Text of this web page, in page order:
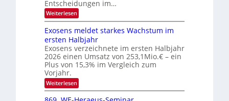
a
l
k
s
V
I
S
I
O
N
2
0
2
6
l
e
k
t
r
o
n
k
-
u
Entscheidungen im…
Weiterlesen:
W
n
n
d
i
e
K
I
m
i
t
Exosens meldet starkes Wachstum im
ersten Halbjahr
Exosens verzeichnete im ersten Halbjahr
2026 einen Umsatz von 253,1Mio.€ – ein
Plus von 15,3% im Vergleich zum
Vorjahr.
Weiterlesen:
E
x